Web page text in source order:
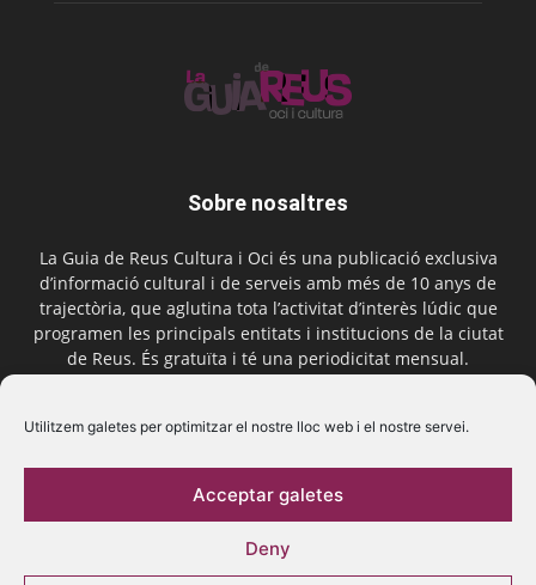
Utilitzem galetes per optimitzar el nostre lloc web i el nostre servei.
Acceptar galetes
Deny
Sobre nosaltres
La Guia de Reus Cultura i Oci és una publicació exclusiva
d’informació cultural i de serveis amb més de 10 anys de
trajectòria, que aglutina tota l’activitat d’interès lúdic que
programen les principals entitats i institucions de la ciutat
de Reus. És gratuïta i té una periodicitat mensual.
Segueix-nos